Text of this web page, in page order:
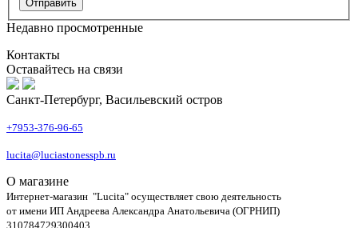
Недавно просмотренные
Контакты
Оставайтесь на связи
Санкт-Петербург, Васильевский остров
+7953-376-96-65
lucita@luciastonesspb.ru
О магазине
Интернет-магазин "Lucita" осуществляет свою деятельность
от имени ИП Андреева Александра Анатольевича (ОГРНИП)
310784729300403